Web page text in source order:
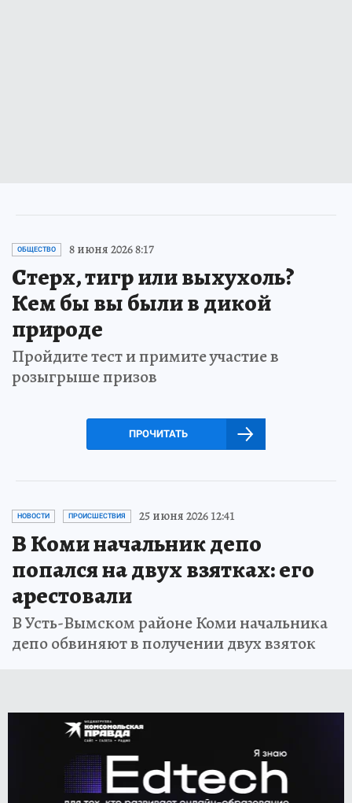
ОБЩЕСТВО 8 июня 2026 8:17
Стерх, тигр или выхухоль?
Кем бы вы были в дикой
природе
Пройдите тест и примите участие в
розыгрыше призов
ПРОЧИТАТЬ
НОВОСТИ ПРОИСШЕСТВИЯ 25 июня 2026 12:41
В Коми начальник депо
попался на двух взятках: его
арестовали
В Усть-Вымском районе Коми начальника
депо обвиняют в получении двух взяток